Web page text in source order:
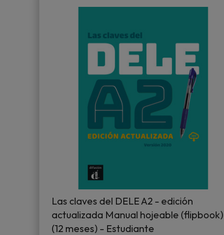
Las claves del DELE A2 - edición
actualizada Manual hojeable (flipbook)
(12 meses) - Estudiante